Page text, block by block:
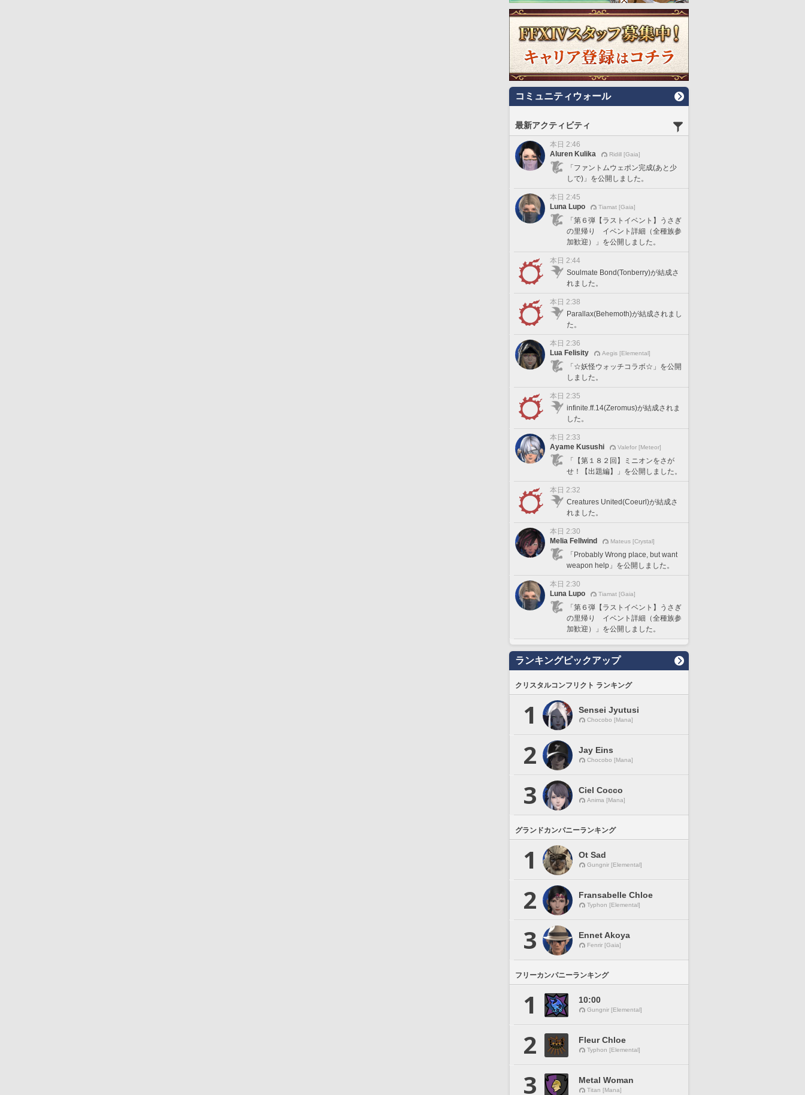
コミュニティウォール
最新アクティビティ
本日 2:46
Aluren Kulika
Ridill [Gaia]
「ファントムウェポン完成(あと少
しで)」を公開しました。
本日 2:45
Luna Lupo
Tiamat [Gaia]
「第６弾【ラストイベント】うさぎ
の里帰り イベント詳細（全種族参
加歓迎）」を公開しました。
本日 2:44
Soulmate Bond(Tonberry)が結成さ
れました。
本日 2:38
Parallax(Behemoth)が結成されまし
た。
本日 2:36
Lua Felisity
Aegis [Elemental]
「☆妖怪ウォッチコラボ☆」を公開
しました。
本日 2:35
infinite.ff.14(Zeromus)が結成されま
した。
本日 2:33
Ayame Kusushi
Valefor [Meteor]
「【第１８２回】ミニオンをさが
せ！【出題編】」を公開しました。
本日 2:32
Creatures United(Coeurl)が結成さ
れました。
本日 2:30
Melia Fellwind
Mateus [Crystal]
「Probably Wrong place, but want
weapon help」を公開しました。
本日 2:30
Luna Lupo
Tiamat [Gaia]
「第６弾【ラストイベント】うさぎ
の里帰り イベント詳細（全種族参
加歓迎）」を公開しました。
ランキングピックアップ
クリスタルコンフリクト ランキング
1 Sensei Jyutusi
Chocobo [Mana]
2 Jay Eins
Chocobo [Mana]
3 Ciel Cocco
Anima [Mana]
グランドカンパニーランキング
1 Ot Sad
Gungnir [Elemental]
2 Fransabelle Chloe
Typhon [Elemental]
3 Ennet Akoya
Fenrir [Gaia]
フリーカンパニーランキング
1 10:00
Gungnir [Elemental]
2 Fleur Chloe
Typhon [Elemental]
3 Metal Woman
Titan [Mana]